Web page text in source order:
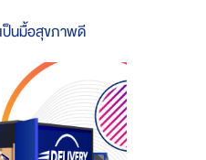
ป็นมื้อสุขภาพดี